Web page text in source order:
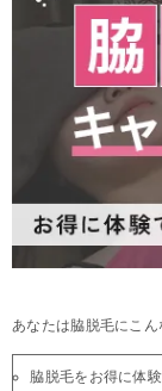
あなたは脇脱毛にこ
脇脱毛をお得に体